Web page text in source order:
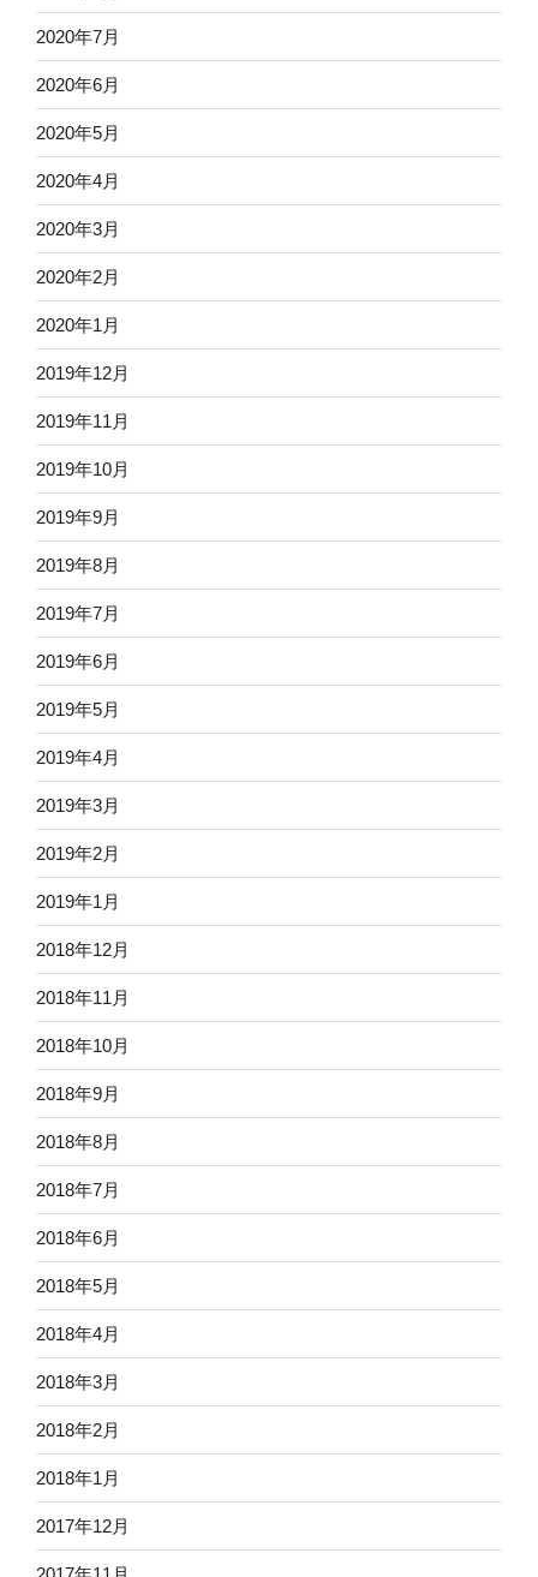
2020年7月
2020年6月
2020年5月
2020年4月
2020年3月
2020年2月
2020年1月
2019年12月
2019年11月
2019年10月
2019年9月
2019年8月
2019年7月
2019年6月
2019年5月
2019年4月
2019年3月
2019年2月
2019年1月
2018年12月
2018年11月
2018年10月
2018年9月
2018年8月
2018年7月
2018年6月
2018年5月
2018年4月
2018年3月
2018年2月
2018年1月
2017年12月